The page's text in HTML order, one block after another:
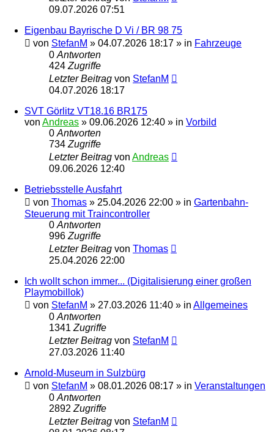
09.07.2026 07:51
Eigenbau Bayrische D Vi / BR 98 75
von StefanM » 04.07.2026 18:17 » in Fahrzeuge
0 Antworten
424 Zugriffe
Letzter Beitrag von StefanM
04.07.2026 18:17
SVT Görlitz VT18.16 BR175
von Andreas » 09.06.2026 12:40 » in Vorbild
0 Antworten
734 Zugriffe
Letzter Beitrag von Andreas
09.06.2026 12:40
Betriebsstelle Ausfahrt
von Thomas » 25.04.2026 22:00 » in Gartenbahn-
Steuerung mit Traincontroller
0 Antworten
996 Zugriffe
Letzter Beitrag von Thomas
25.04.2026 22:00
Ich wollt schon immer... (Digitalisierung einer großen
Playmobillok)
von StefanM » 27.03.2026 11:40 » in Allgemeines
0 Antworten
1341 Zugriffe
Letzter Beitrag von StefanM
27.03.2026 11:40
Arnold-Museum in Sulzbürg
von StefanM » 08.01.2026 08:17 » in Veranstaltungen
0 Antworten
2892 Zugriffe
Letzter Beitrag von StefanM